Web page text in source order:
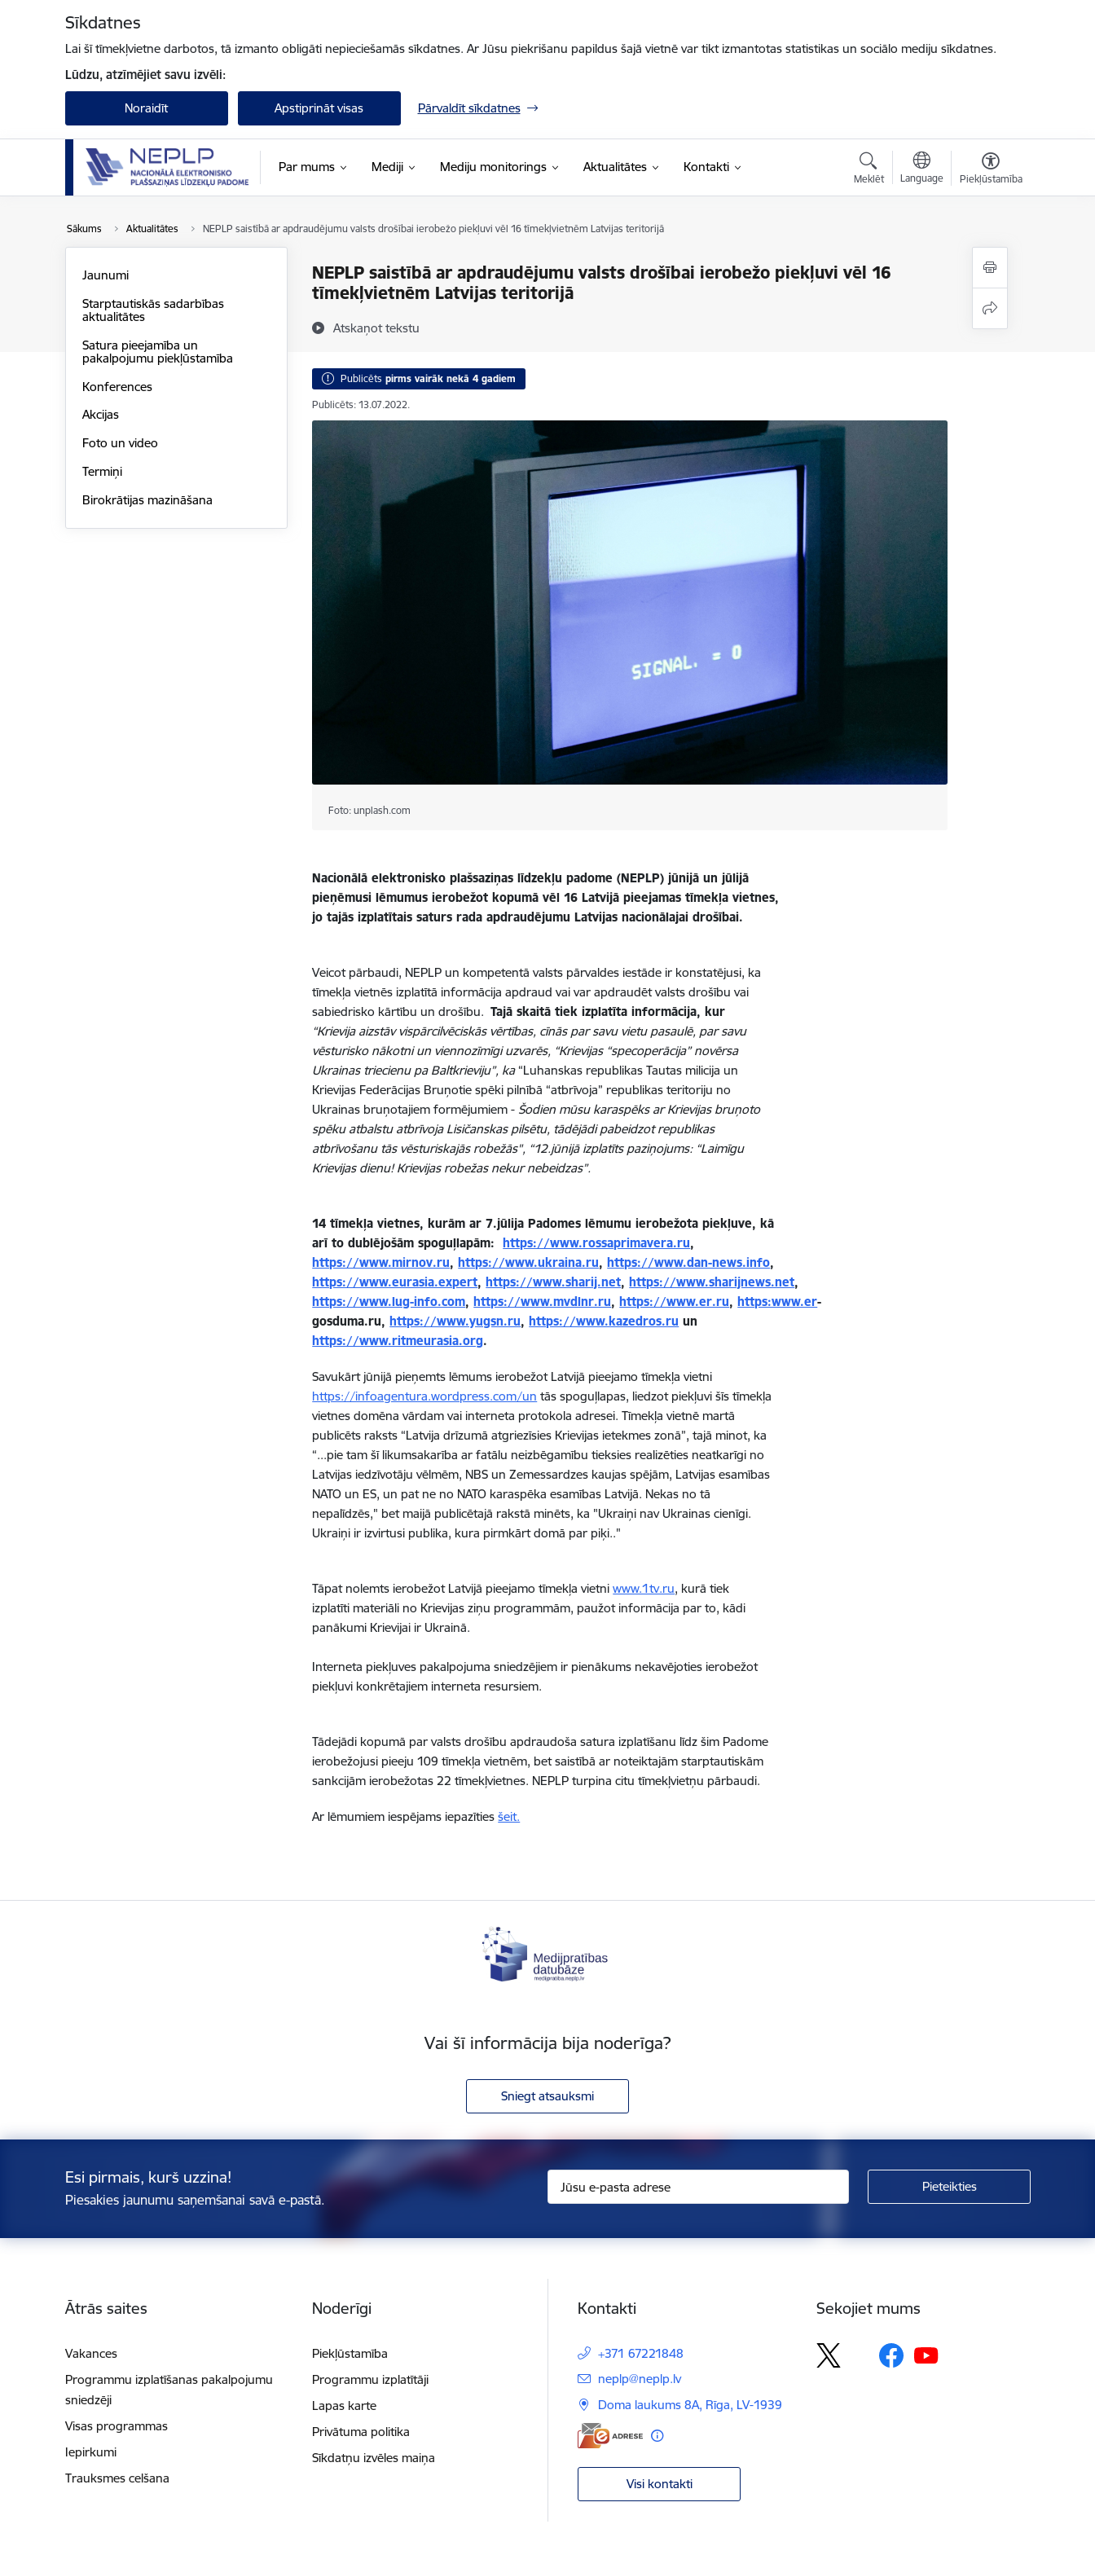
Sīkdatnes
Lai šī tīmekļvietne darbotos, tā izmanto obligāti nepieciešamās sīkdatnes. Ar Jūsu piekrišanu papildus šajā vietnē var tikt izmantotas statistikas un sociālo mediju sīkdatnes.
Lūdzu, atzīmējiet savu izvēli:
Noraidīt Apstiprināt visas Pārvaldīt sīkdatnes
Par mums Mediji Mediju monitorings Aktualitātes Kontakti
Meklēt Language Piekļūstamība
Sākums Aktualitātes NEPLP saistībā ar apdraudējumu valsts drošībai ierobežo piekļuvi vēl 16 tīmekļvietnēm Latvijas teritorijā
NEPLP saistībā ar apdraudējumu valsts drošībai ierobežo piekļuvi vēl 16
tīmekļvietnēm Latvijas teritorijā
Atskaņot tekstu
Jaunumi
Starptautiskās sadarbības
aktualitātes
Satura pieejamība un
pakalpojumu piekļūstamība
Konferences
Akcijas
Foto un video
Termiņi
Birokrātijas mazināšana
Publicēts pirms vairāk nekā 4 gadiem
Publicēts: 13.07.2022.
Foto: unplash.com
Nacionālā elektronisko plašsaziņas līdzekļu padome (NEPLP) jūnijā un jūlijā
pieņēmusi lēmumus ierobežot kopumā vēl 16 Latvijā pieejamas tīmekļa vietnes,
jo tajās izplatītais saturs rada apdraudējumu Latvijas nacionālajai drošībai.
Veicot pārbaudi, NEPLP un kompetentā valsts pārvaldes iestāde ir konstatējusi, ka
tīmekļa vietnēs izplatītā informācija apdraud vai var apdraudēt valsts drošību vai
sabiedrisko kārtību un drošību.Tajā skaitā tiek izplatīta informācija, kur
“Krievija aizstāv vispārcilvēciskās vērtības, cīnās par savu vietu pasaulē, par savu
vēsturisko nākotni un viennozīmīgi uzvarēs, “Krievijas “specoperācija” novērsa
Ukrainas triecienu pa Baltkrieviju”, ka “Luhanskas republikas Tautas milicija un
Krievijas Federācijas Bruņotie spēki pilnībā “atbrīvoja” republikas teritoriju no
Ukrainas bruņotajiem formējumiem - Šodien mūsu karaspēks ar Krievijas bruņoto
spēku atbalstu atbrīvoja Lisičanskas pilsētu, tādējādi pabeidzot republikas
atbrīvošanu tās vēsturiskajās robežās", “12.jūnijā izplatīts paziņojums: “Laimīgu
Krievijas dienu! Krievijas robežas nekur nebeidzas”.
14 tīmekļa vietnes, kurām ar 7.jūlija Padomes lēmumu ierobežota piekļuve, kā
arī to dublējošām spoguļlapām:
https://www.rossaprimavera.ru,
https://www.mirnov.ru, https://www.ukraina.ru, https://www.dan-news.info,
https://www.eurasia.expert, https://www.sharij.net, https://www.sharijnews.net,
https://www.lug-info.com, https://www.mvdlnr.ru, https://www.er.ru, https:www.er-
gosduma.ru, https://www.yugsn.ru, https://www.kazedros.ru un
https://www.ritmeurasia.org.
Savukārt jūnijā pieņemts lēmums ierobežot Latvijā pieejamo tīmekļa vietni
https://infoagentura.wordpress.com/un tās spoguļlapas, liedzot piekļuvi šīs tīmekļa
vietnes domēna vārdam vai interneta protokola adresei. Tīmekļa vietnē martā
publicēts raksts “Latvija drīzumā atgriezīsies Krievijas ietekmes zonā”, tajā minot, ka
“...pie tam šī likumsakarība ar fatālu neizbēgamību tieksies realizēties neatkarīgi no
Latvijas iedzīvotāju vēlmēm, NBS un Zemessardzes kaujas spējām, Latvijas esamības
NATO un ES, un pat ne no NATO karaspēka esamības Latvijā. Nekas no tā
nepalīdzēs," bet maijā publicētajā rakstā minēts, ka "Ukraiņi nav Ukrainas cienīgi.
Ukraiņi ir izvirtusi publika, kura pirmkārt domā par piķi.."
Tāpat nolemts ierobežot Latvijā pieejamo tīmekļa vietniwww.1tv.ru, kurā tiek
izplatīti materiāli no Krievijas ziņu programmām, paužot informācija par to, kādi
panākumi Krievijai ir Ukrainā.
Interneta piekļuves pakalpojuma sniedzējiem ir pienākums nekavējoties ierobežot
piekļuvi konkrētajiem interneta resursiem.
Tādejādi kopumā par valsts drošību apdraudoša satura izplatīšanu līdz šim Padome
ierobežojusi pieeju 109 tīmekļa vietnēm, bet saistībā ar noteiktajām starptautiskām
sankcijām ierobežotas 22 tīmekļvietnes. NEPLP turpina citu tīmekļvietņu pārbaudi.
Ar lēmumiem iespējams iepazītiesšeit.
Vai šī informācija bija noderīga?
Sniegt atsauksmi
Esi pirmais, kurš uzzina!
Piesakies jaunumu saņemšanai savā e-pastā.
Ātrās saites
Vakances
Programmu izplatīšanas pakalpojumu
sniedzēji
Visas programmas
Iepirkumi
Trauksmes celšana
Noderīgi
Piekļūstamība
Programmu izplatītāji
Lapas karte
Privātuma politika
Sīkdatņu izvēles maiņa
Kontakti
+371 67221848
E-pasts:
neplp@neplp.lv
Doma laukums 8A, Rīga, LV-1939
Visi kontakti
Sekojiet mums